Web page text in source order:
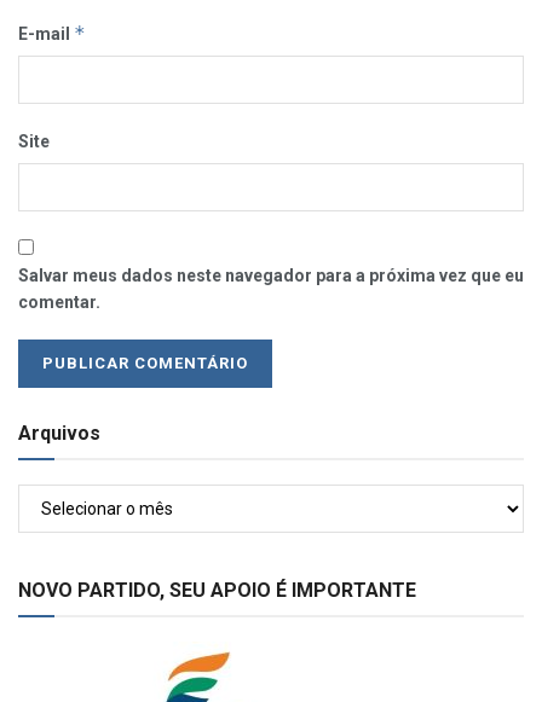
E-mail *
Site
Salvar meus dados neste navegador para a próxima vez que eu
comentar.
Arquivos
NOVO PARTIDO, SEU APOIO É IMPORTANTE